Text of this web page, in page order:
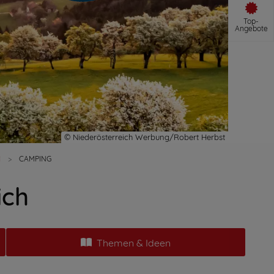
Top-
Angebote
CAMPING
Themen & Ideen